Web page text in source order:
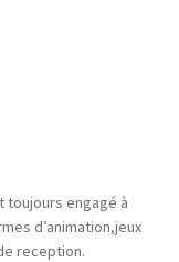
toujours engagé à
d’animation,jeux
reception.